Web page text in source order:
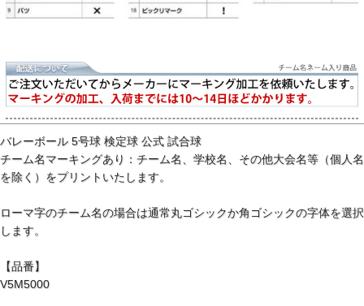
バレーボール 5号球 検定球 公式 試合球
チーム名マーキングあり：チーム名、学校名、その他大会名等（個人名
を除く）をプリントいたします。
ローマ字のチーム名の場合は通常丸ゴシックか角ゴシックの字体を選択
します。
【品番】
V5M5000